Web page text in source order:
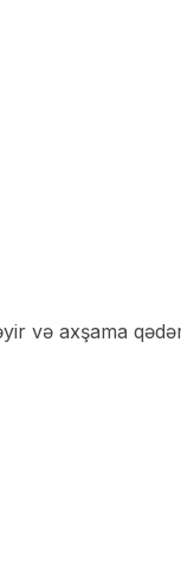
və axşama